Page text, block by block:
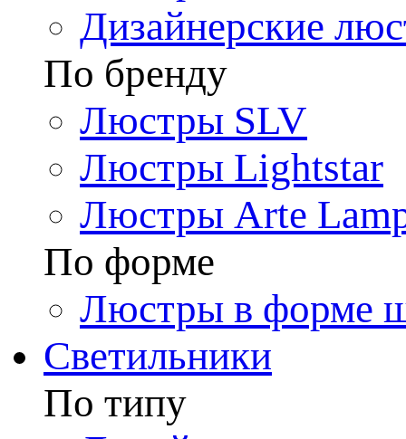
Дизайнерские
По бренду
Люстры SLV
Люстры Lightstar
Люстры Arte
По форме
Люстры в форме
Светильники
По типу